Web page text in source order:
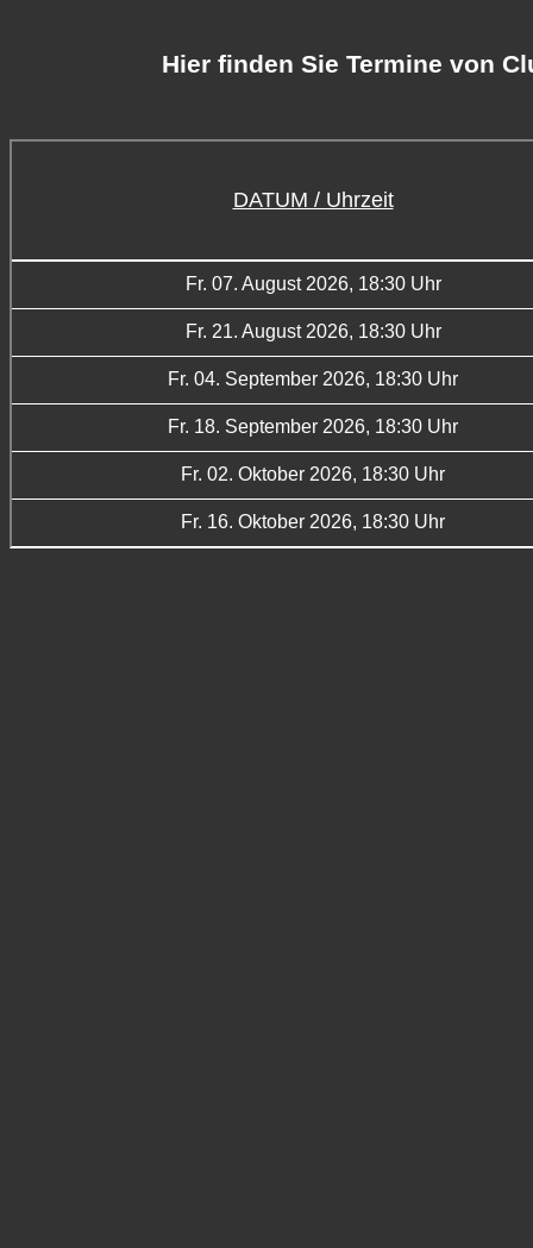
Hier finden Sie Termine von
DATUM / Uhrzeit
Fr. 07. August 2026, 18:30 Uhr
Fr. 21. August 2026, 18:30 Uhr
Fr. 04. September 2026, 18:30 Uhr
Fr. 18. September 2026, 18:30 Uhr
Fr. 02. Oktober 2026, 18:30 Uhr
Fr. 16. Oktober 2026, 18:30 Uhr